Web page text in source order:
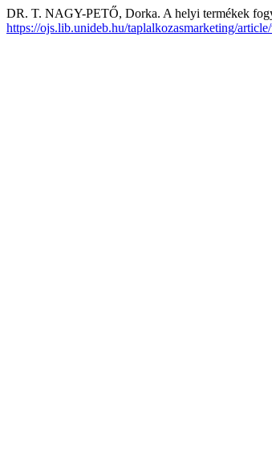
DR. T. NAGY-PETŐ, Dorka. A helyi termékek
https://ojs.lib.unideb.hu/taplalkozasmarketing/